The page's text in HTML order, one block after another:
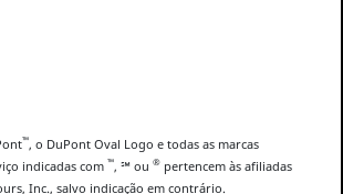
™, o DuPont Oval Logo e todas as marcas
indicadas com ™, ℠ ou ® pertencem às afiliadas
Inc., salvo indicação em contrário.